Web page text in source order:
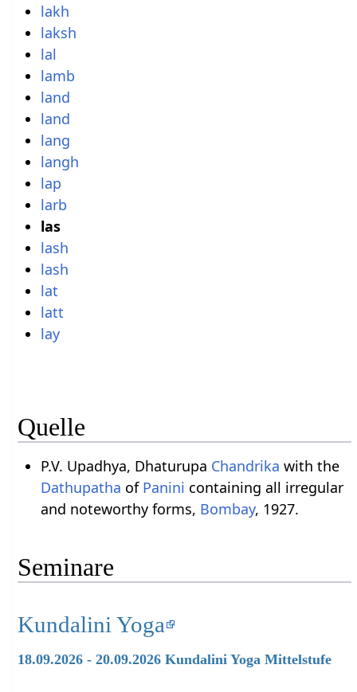
lakh
laksh
lal
lamb
land
land
lang
langh
lap
larb
las
lash
lash
lat
latt
lay
Quelle
P.V. Upadhya, Dhaturupa Chandrika with the
Dathupatha of Panini containing all irregular
and noteworthy forms, Bombay, 1927.
Seminare
Kundalini Yoga
18.09.2026 - 20.09.2026 Kundalini Yoga Mittelstufe